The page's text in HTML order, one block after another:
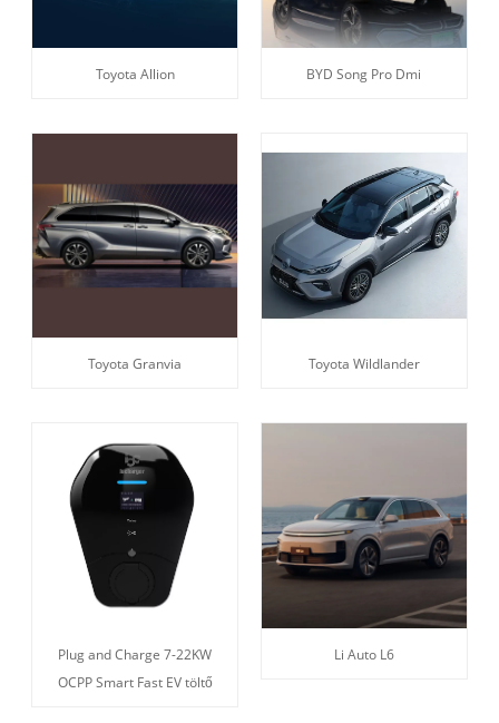
Toyota Allion BYD Song Pro Dmi
Toyota Granvia Toyota Wildlander
Plug and Charge 7-22KW
OCPP Smart Fast EV töltő
Li Auto L6